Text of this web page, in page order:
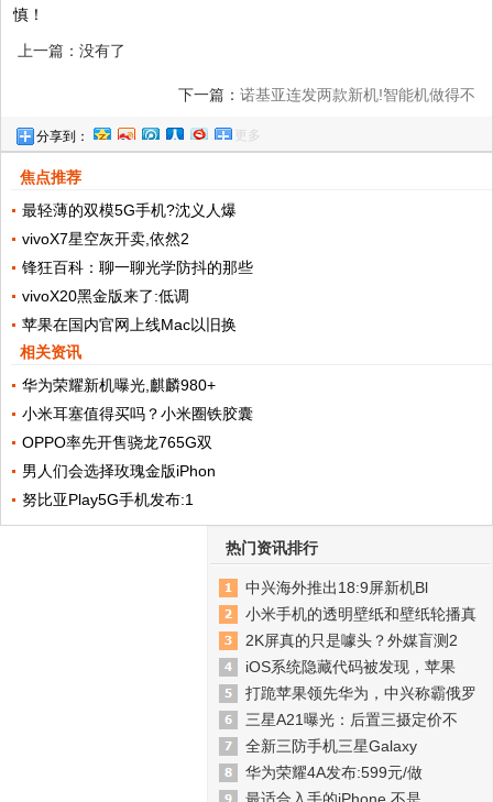
慎！
上一篇：没有了
下一篇： 诺基亚连发两款新机!智能机做得不
分享到： 更多
焦点推荐
最轻薄的双模5G手机?沈义人爆
vivoX7星空灰开卖,依然2
锋狂百科：聊一聊光学防抖的那些
vivoX20黑金版来了:低调
苹果在国内官网上线Mac以旧换
相关资讯
华为荣耀新机曝光,麒麟980+
小米耳塞值得买吗？小米圈铁胶囊
OPPO率先开售骁龙765G双
男人们会选择玫瑰金版iPhon
努比亚Play5G手机发布:1
热门资讯排行
中兴海外推出18:9屏新机Bl
小米手机的透明壁纸和壁纸轮播真
2K屏真的只是噱头？外媒盲测2
iOS系统隐藏代码被发现，苹果
打跪苹果领先华为，中兴称霸俄罗
三星A21曝光：后置三摄定价不
全新三防手机三星Galaxy
华为荣耀4A发布:599元/做
最适合入手的iPhone,不是